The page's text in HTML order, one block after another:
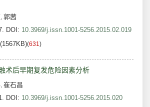
, 郭茜
DOI: 10.3969/j.issn.1001-5256.2015.02.019
(631)
术后早期复发危险因素分析
, 崔石昌
DOI: 10.3969/j.issn.1001-5256.2015.020